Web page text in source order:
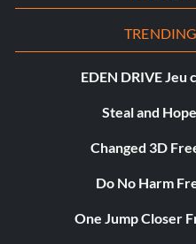
EDEN DRIVE
Steal and
Changed 3D
Do No Harm
One Jump Closer